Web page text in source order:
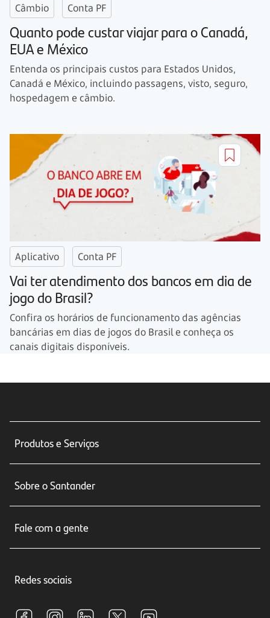
Câmbio Conta PF
Quanto pode custar viajar para o Canadá,
EUA e México
Entenda os principais custos para Estados Unidos,
Canadá e México, incluindo passagens, visto, seguro,
hospedagem e câmbio.
Aplicativo Conta PF
Vai ter atendimento dos bancos em dia de
jogo do Brasil?
Confira os horários de funcionamento das agências
bancárias em dias de jogos do Brasil e conheça os
canais digitais disponíveis.
Produtos e Serviços
Seguros
Crédito e Financiamentos
Investimentos
Sobre o Santander
Fale com a gente
Central de Renegociação
S.A.C
Redes sociais